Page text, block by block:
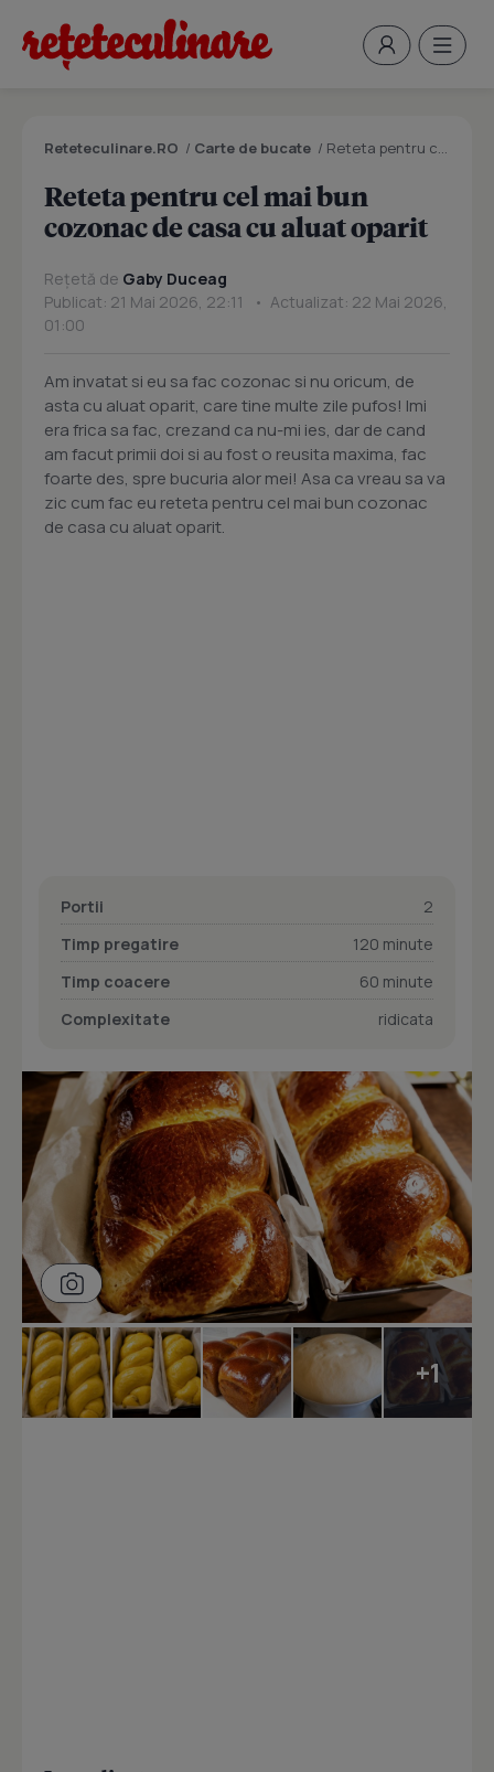
Reteteculinare.RO / Carte de bucate / Reteta pentru cel mai bun cozonac de casa cu aluat oparit
Reteta pentru cel mai bun
cozonac de casa cu aluat oparit
Rețetă de Gaby Duceag
Publicat: 21 Mai 2026, 22:11 • Actualizat: 22 Mai 2026,
01:00
Am invatat si eu sa fac cozonac si nu oricum, de
asta cu aluat oparit, care tine multe zile pufos! Imi
era frica sa fac, crezand ca nu-mi ies, dar de cand
am facut primii doi si au fost o reusita maxima, fac
foarte des, spre bucuria alor mei! Asa ca vreau sa va
zic cum fac eu reteta pentru cel mai bun cozonac
de casa cu aluat oparit.
Portii
2
Timp pregatire
120 minute
Timp coacere
60 minute
Complexitate
ridicata
+1